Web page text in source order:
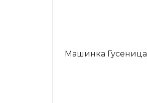
Машинка Гусеница